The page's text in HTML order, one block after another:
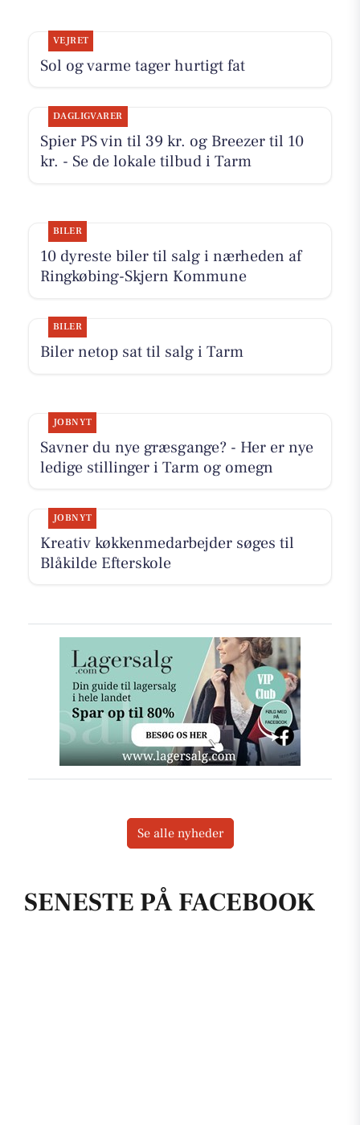
SENESTE PÅ FACEBOOK
VEJRET
Sol og varme tager hurtigt fat
DAGLIGVARER
Spier PS vin til 39 kr. og Breezer til 10
kr. - Se de lokale tilbud i Tarm
BILER
10 dyreste biler til salg i nærheden af
Ringkøbing-Skjern Kommune
BILER
Biler netop sat til salg i Tarm
JOBNYT
Savner du nye græsgange? - Her er nye
ledige stillinger i Tarm og omegn
JOBNYT
Kreativ køkkenmedarbejder søges til
Blåkilde Efterskole
Se alle nyheder